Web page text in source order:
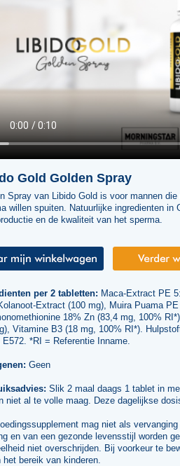
Gold Golden Spray
Spray van Libido Gold is voor mannen
willen spuiten. Natuurlijke ingredienten in
en de kwaliteit van het sperma.
per 2 tabletten: Maca-Extract PE
Extract (100 mg), Muira Puama
18% Zn (83,4 mg, 100%
Vitamine B3 (18 mg, 100% RI*).
E572. *RI = Referentie Inname.
Geen
Slik 2 maal daags 1 tablet in
niet al te volle maag. Deze dagelijkse
mag niet als
en van een gezonde levensstijl worden
niet overschrijden. Bij voorkeur te
het bereik van kinderen.